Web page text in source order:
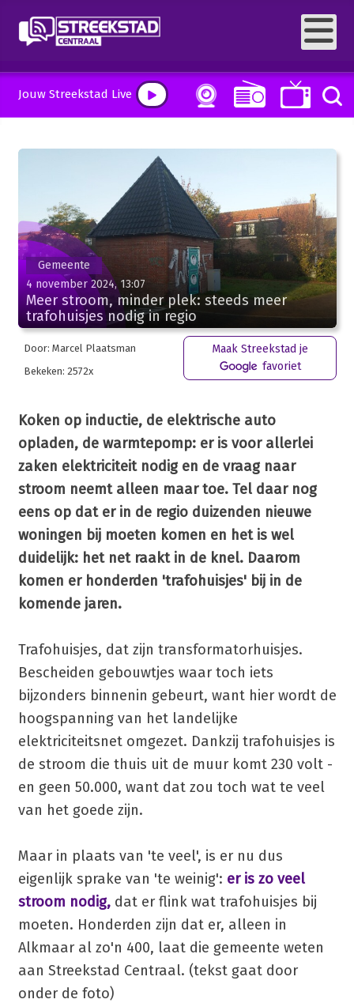
Jouw Streekstad Live
Gemeente
4 november 2024, 13:07
Meer stroom, minder plek: steeds meer
trafohuisjes nodig in regio
Door: Marcel Plaatsman
Bekeken: 2572x
Maak Streekstad je
favoriet
Koken op inductie, de elektrische auto
opladen, de warmtepomp: er is voor allerlei
zaken elektriciteit nodig en de vraag naar
stroom neemt alleen maar toe. Tel daar nog
eens op dat er in de regio duizenden nieuwe
woningen bij moeten komen en het is wel
duidelijk: het net raakt in de knel. Daarom
komen er honderden 'trafohuisjes' bij in de
komende jaren.
Trafohuisjes, dat zijn transformatorhuisjes.
Bescheiden gebouwtjes waar toch iets
bijzonders binnenin gebeurt, want hier wordt de
hoogspanning van het landelijke
elektriciteitsnet omgezet. Dankzij trafohuisjes is
de stroom die thuis uit de muur komt 230 volt -
en geen 50.000, want dat zou toch wat te veel
van het goede zijn.
Maar in plaats van 'te veel', is er nu dus
eigenlijk sprake van 'te weinig': er is zo veel
stroom nodig,dat er flink wat trafohuisjes bij
moeten. Honderden zijn dat er, alleen in
Alkmaar al zo'n 400, laat die gemeente weten
aan Streekstad Centraal. (tekst gaat door
onder de foto)